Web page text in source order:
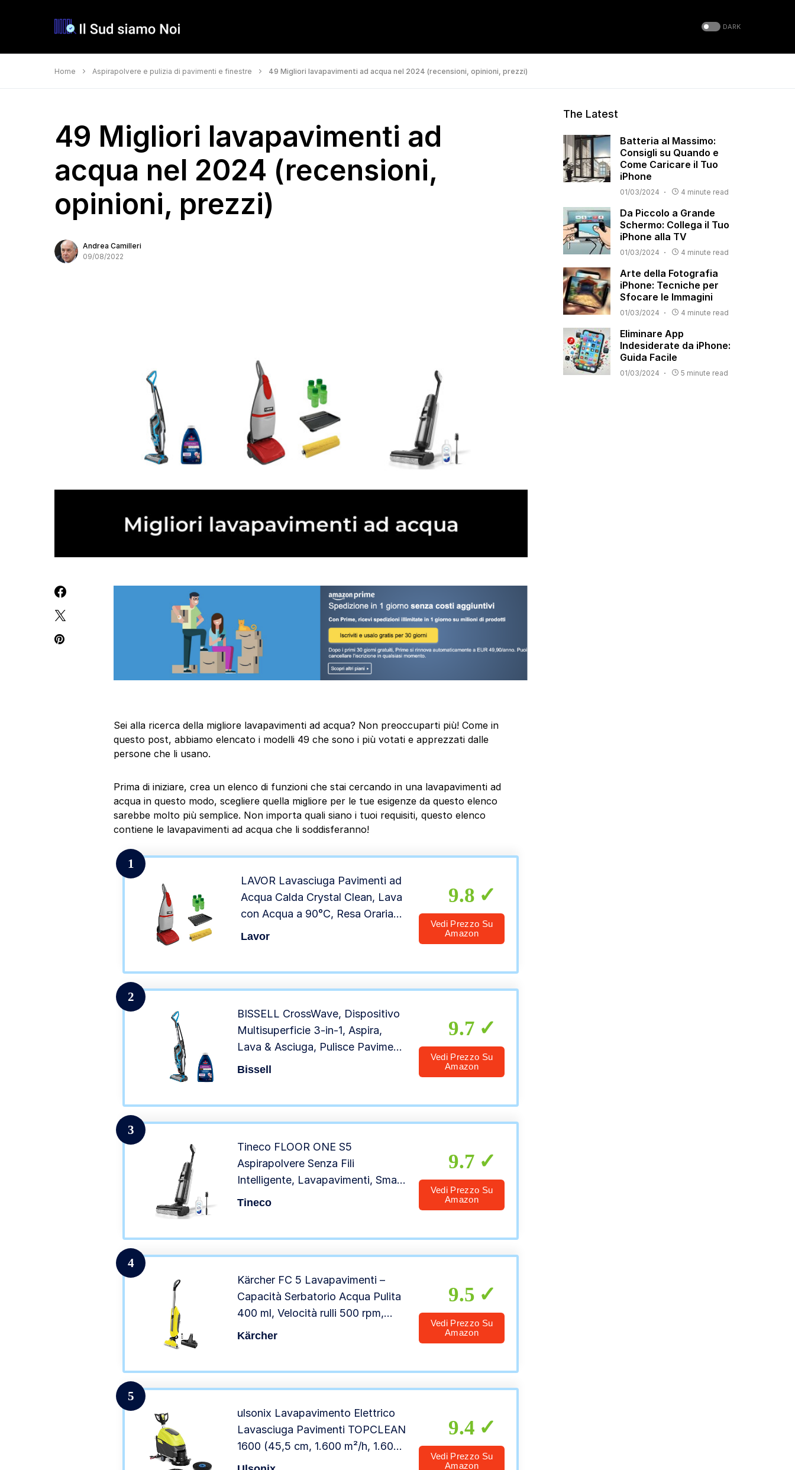
DARK
Home Aspirapolvere e pulizia di pavimenti e finestre 49 Migliori lavapavimenti ad acqua nel 2024 (recensioni, opinioni, prezzi)
49 Migliori lavapavimenti ad
acqua nel 2024 (recensioni,
opinioni, prezzi)
Andrea Camilleri
09/08/2022
Sei alla ricerca della migliore lavapavimenti ad acqua? Non preoccuparti più! Come in
questo post, abbiamo elencato i modelli 49 che sono i più votati e apprezzati dalle
persone che li usano.
Prima di iniziare, crea un elenco di funzioni che stai cercando in una lavapavimenti ad
acqua in questo modo, scegliere quella migliore per le tue esigenze da questo elenco
sarebbe molto più semplice. Non importa quali siano i tuoi requisiti, questo elenco
contiene le lavapavimenti ad acqua che li soddisferanno!
1
LAVOR Lavasciuga Pavimenti ad
Acqua Calda Crystal Clean, Lava
con Acqua a 90°C, Resa Oraria
1015 mq/h, Due Spazzole e 4
Lavor
9.8
Vedi Prezzo Su
Amazon
2
BISSELL CrossWave, Dispositivo
Multisuperficie 3-in-1, Aspira,
Lava & Asciuga, Pulisce Pavimenti
& Tappeti, 17132
Bissell
9.7
Vedi Prezzo Su
Amazon
3
Tineco FLOOR ONE S5
Aspirapolvere Senza Fili
Intelligente, Lavapavimenti, Smart
App e Assistente Vocale, Pulizia
Tineco
9.7
Vedi Prezzo Su
Amazon
4
Kärcher FC 5 Lavapavimenti –
Capacità Serbatorio Acqua Pulita
400 ml, Velocità rulli 500 rpm,
Coppia di rulli inclusa
Kärcher
9.5
Vedi Prezzo Su
Amazon
5
ulsonix Lavapavimento Elettrico
Lavasciuga Pavimenti TOPCLEAN
1600 (45,5 cm, 1.600 m²/h, 1.600
W, 155 giri/min)
9.4
Vedi Prezzo Su
Amazon
The Latest
Batteria al Massimo:
Consigli su Quando e
Come Caricare il Tuo
iPhone
01/03/2024 4 minute read
Da Piccolo a Grande
Schermo: Collega il Tuo
iPhone alla TV
01/03/2024 4 minute read
Arte della Fotografia
iPhone: Tecniche per
Sfocare le Immagini
01/03/2024 4 minute read
Eliminare App
Indesiderate da iPhone:
Guida Facile
01/03/2024 5 minute read